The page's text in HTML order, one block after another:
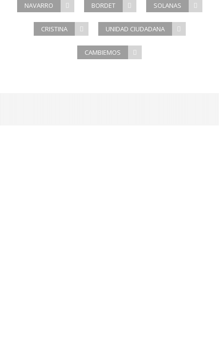
NAVARRO BORDET SOLANAS
CRISTINA UNIDAD CIUDADANA
CAMBIEMOS